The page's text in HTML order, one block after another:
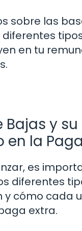
sobre las
diferentes
en tu
Bajas y su
la
es
diferentes
y cómo cada
extra.